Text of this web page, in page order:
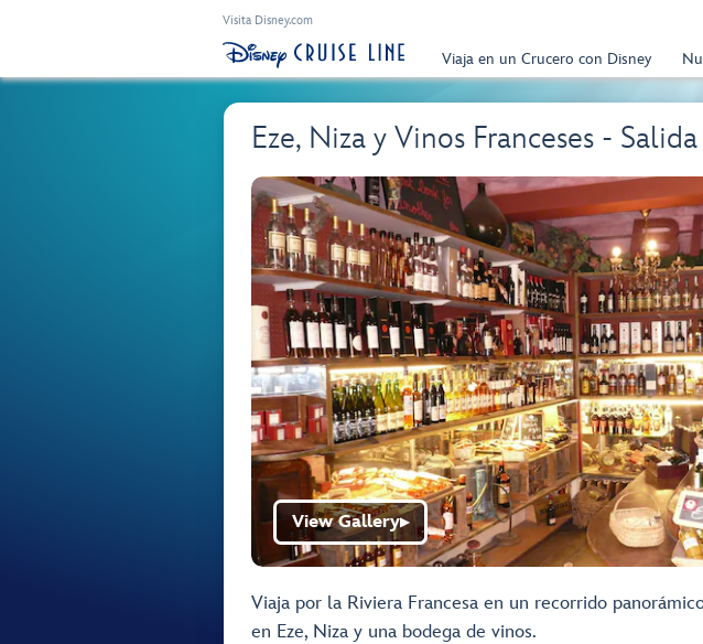
Visita Disney.com
Viaja en un Crucero con Disney
Eze, Niza y Vinos Franceses -
View Gallery▶
Viaja por la Riviera Francesa en un recorrido
en Eze, Niza y una bodega de vinos.